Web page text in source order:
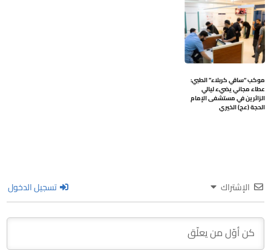
موكب “ساقي كربلاء” الطبي:
عطاء مجاني يضيء ليالي
الزائرين في مستشفى الإمام
الحجة (عج) الخيري
الإشتراك تسجيل الدخول